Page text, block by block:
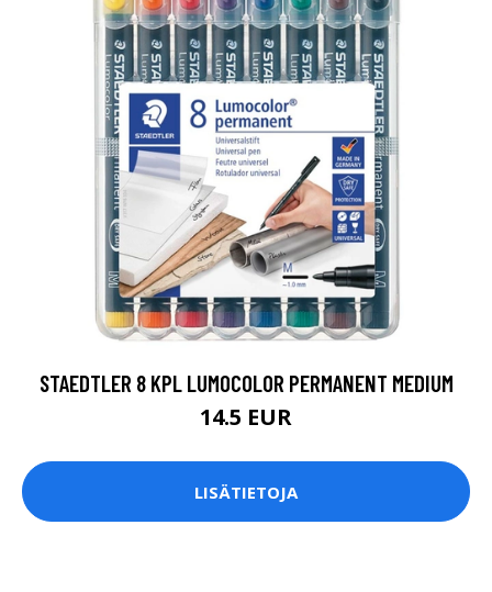
STAEDTLER 8 KPL LUMOCOLOR PERMANENT MEDIUM
14.5 EUR
LISÄTIETOJA